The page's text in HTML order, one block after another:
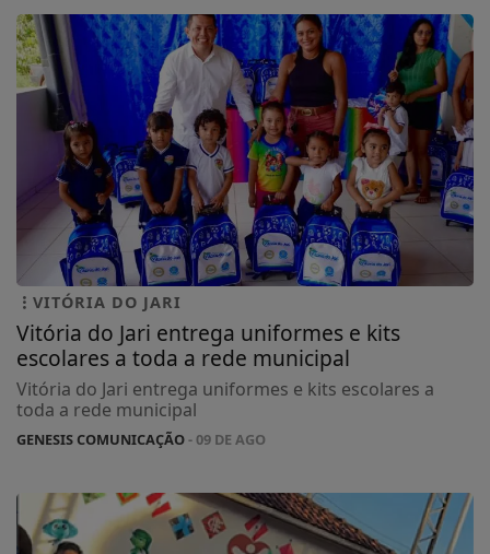
VITÓRIA DO JARI
Vitória do Jari entrega uniformes e kits
escolares a toda a rede municipal
Vitória do Jari entrega uniformes e kits escolares a
toda a rede municipal
GENESIS COMUNICAÇÃO- 09 DE AGO